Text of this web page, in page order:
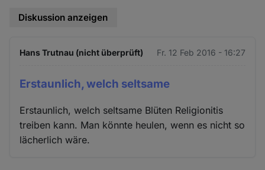
Diskussion anzeigen
Hans Trutnau (nicht überprüft) Fr. 12 Feb 2016 - 16:27
Erstaunlich, welch seltsame
Erstaunlich, welch seltsame Blüten Religionitis
treiben kann. Man könnte heulen, wenn es nicht so
lächerlich wäre.